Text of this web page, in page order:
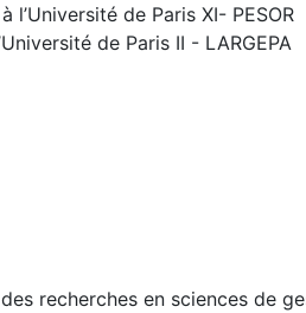
l’Université de Paris XI- PESOR
de Paris II - LARGEPA
recherches en sciences de